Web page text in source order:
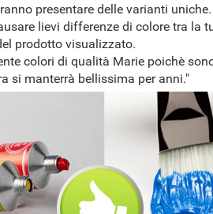
presentare delle varianti
lievi differenze di colore tra la
prodotto visualizzato.
colori di qualità Marie poichè
si manterrà bellissima per anni."